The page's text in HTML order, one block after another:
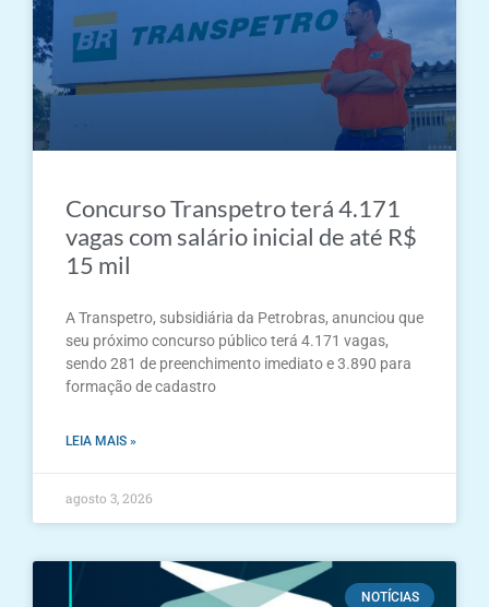
Concurso Transpetro terá 4.171
vagas com salário inicial de até R$
15 mil
A Transpetro, subsidiária da Petrobras, anunciou que
seu próximo concurso público terá 4.171 vagas,
sendo 281 de preenchimento imediato e 3.890 para
formação de cadastro
LEIA MAIS »
agosto 3, 2026
NOTÍCIAS